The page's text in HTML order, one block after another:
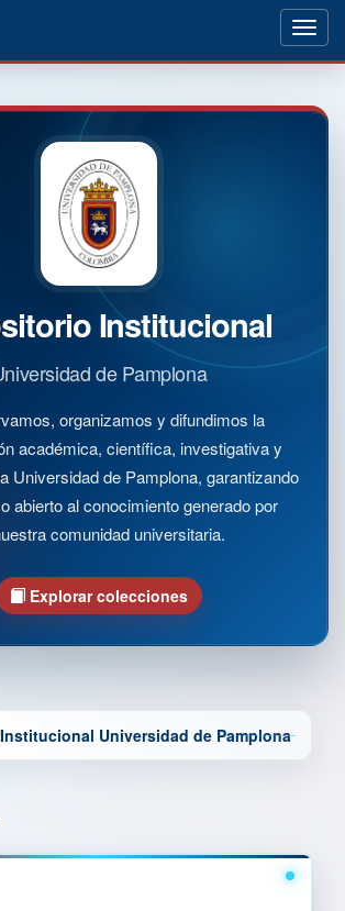
Institucional
de Pamplona
organizamos y difundimos la
académica, científica, investigativa y
Universidad de Pamplona, garantizando
abierto al conocimiento generado por
comunidad universitaria.
Explorar colecciones
Universidad de Pamplona